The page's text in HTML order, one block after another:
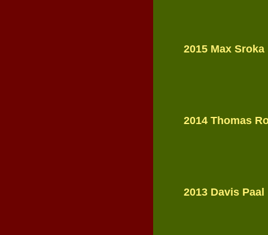
2015 Max Sroka
2014 Thomas
2013 Davis Paal